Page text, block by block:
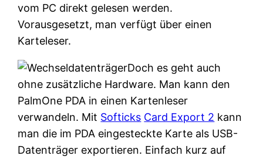
vom PC direkt gelesen werden.
Vorausgesetzt, man verfügt über einen
Karteleser.
Doch es geht auch
ohne zusätzliche Hardware. Man kann den
PalmOne PDA in einen Kartenleser
verwandeln. Mit Softicks Card Export 2 kann
man die im PDA eingesteckte Karte als USB-
Datenträger exportieren. Einfach kurz auf